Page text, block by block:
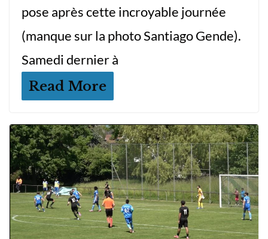
pose après cette incroyable journée
(manque sur la photo Santiago Gende).
Samedi dernier à
Read More